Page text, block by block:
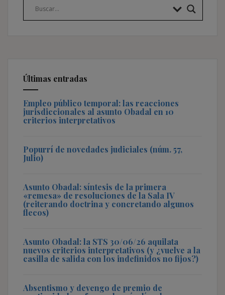
Últimas entradas
Empleo público temporal: las reacciones
jurisdiccionales al asunto Obadal en 10
criterios interpretativos
Popurrí de novedades judiciales (núm. 57,
Julio)
Asunto Obadal: síntesis de la primera
«remesa» de resoluciones de la Sala IV
(reiterando doctrina y concretando algunos
flecos)
Asunto Obadal: la STS 30/06/26 aquilata
nuevos criterios interpretativos (y ¿vuelve a la
casilla de salida con los indefinidos no fijos?)
Absentismo y devengo de premio de